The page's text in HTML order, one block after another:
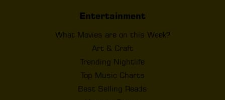
Entertainment
What Movies are on this Week?
Art & Craft
Trending Nightlife
Top Music Charts
Best Selling Reads